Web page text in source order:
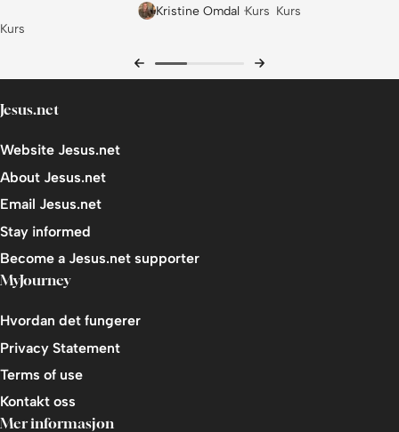
Kurs
Kristine Omdal Kurs Kurs
Jesus.net
Website Jesus.net
About Jesus.net
Email Jesus.net
Stay informed
Become a Jesus.net supporter
MyJourney
Hvordan det fungerer
Privacy Statement
Terms of use
Kontakt oss
Mer informasjon